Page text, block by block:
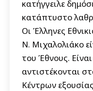
κατήγγειλε
κατάπτυστο
Οι Έλληνες
Ν. Μιχαλολιάκο
του Έθνους.
αντιστέκονται
Κέντρων